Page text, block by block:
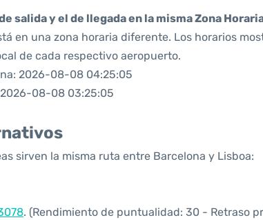
salida y el de llegada en la misma Zona
en una zona horaria diferente. Los horarios
de cada respectivo aeropuerto.
2026-08-08 04:25:05
08-08 03:25:05
sirven la misma ruta entre Barcelona y Lisboa:
. (Rendimiento de puntualidad: 30 - Retraso